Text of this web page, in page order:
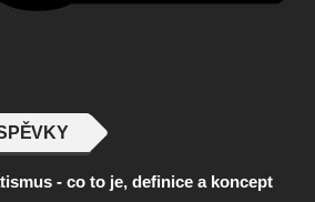
- co to je, definice a koncept